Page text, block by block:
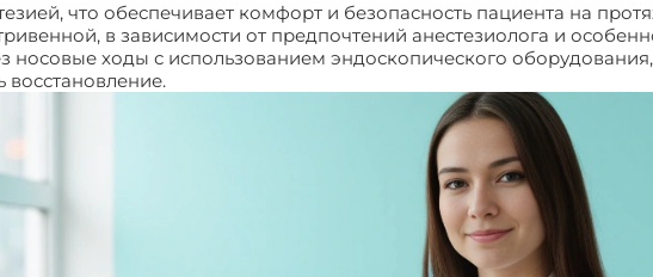
что обеспечивает комфорт и безопасность пациента на
в зависимости от предпочтений анестезиолога и
носовые ходы с использованием эндоскопического
восстановление.